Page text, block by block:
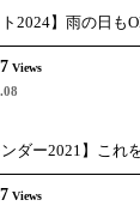
ト2024】雨の日も
Views
ンダー2021】これ
Views